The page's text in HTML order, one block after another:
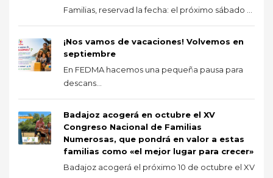
Familias, reservad la fecha: el próximo sábado ...
¡Nos vamos de vacaciones! Volvemos en
septiembre
En FEDMA hacemos una pequeña pausa para
descans...
Badajoz acogerá en octubre el XV
Congreso Nacional de Familias
Numerosas, que pondrá en valor a estas
familias como «el mejor lugar para crecer»
Badajoz acogerá el próximo 10 de octubre el XV